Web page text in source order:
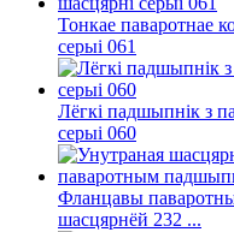
Тонкае паваротнае
серыі 061
Лёгкі падшыпнік з
серыі 060
Фланцавы
шасцярнёй 232 ...